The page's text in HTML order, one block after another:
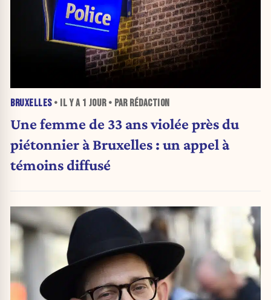
BRUXELLES• IL Y A 1 JOUR• PAR RÉDACTION
Une femme de 33 ans violée près du
piétonnier à Bruxelles : un appel à
témoins diffusé